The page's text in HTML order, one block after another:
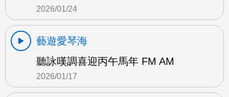
2026/01/24
藝遊愛琴海
聽詠嘆調喜迎丙午馬年 FM AM
2026/01/17